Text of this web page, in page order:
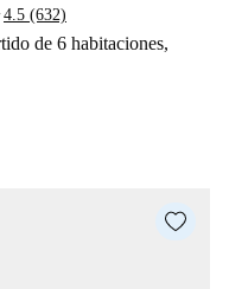
4.5 (632)
de 6 habitaciones,